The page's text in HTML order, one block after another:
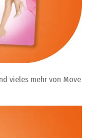
vieles mehr von Move